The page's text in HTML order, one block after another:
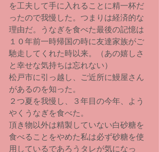
を工夫して手に入れることに精一杯だ
ったので我慢した。つまりは経済的な
理由だ。うなぎを食べた最後の記憶は
１０年前一時帰国の時に友達家族がご
馳走してくれた時以来。（あの嬉しさ
と幸せな気持ちは忘れない）
松戸市に引っ越し、ご近所に鰻屋さん
があるのを知った。
２つ夏を我慢し、３年目の今年、よう
やくうなぎを食べた。
頂き物以外は精製していない白砂糖を
食べることをやめた私は必ず砂糖を使
用しているであろうタレが気になっ